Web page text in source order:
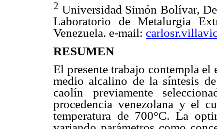
2 Universidad Simón Bolívar,
Laboratorio de Metalurgia
Venezuela. e-mail:
RESUMEN
El presente trabajo contempla
medio alcalino de la síntesis
caolín previamente
procedencia venezolana y el
temperatura de 700°C. La